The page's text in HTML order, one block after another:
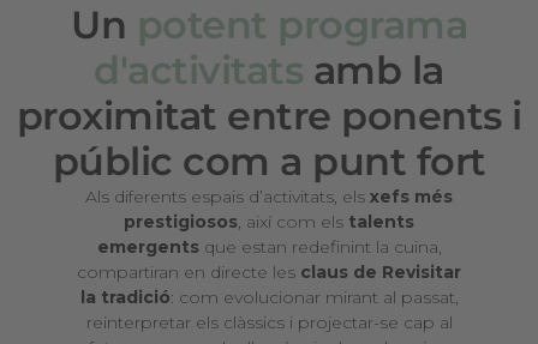
Un potent programa
d'activitats amb la
proximitat entre ponents i
públic com a punt fort
Als diferents espais d’activitats, els xefs més
prestigiosos, així com els talents
emergentsque estan redefinint la cuina,
compartiran en directe les claus de Revisitar
la tradició: com evolucionar mirant al passat,
reinterpretar els clàssics i projectar-se cap al